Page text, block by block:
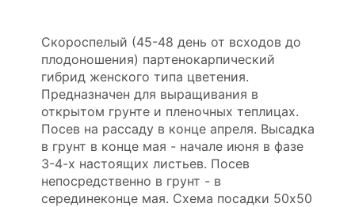
Скороспелый (45-48 день от всходов до
плодоношения) партенокарпический
гибрид женского типа цветения.
Предназначен для выращивания в
открытом грунте и пленочных теплицах.
Посев на рассаду в конце апреля. Высадка
в грунт в конце мая - начале июня в фазе
3-4-х настоящих листьев. Посев
непосредственно в грунт - в
серединеконце мая. Схема посадки 50х50